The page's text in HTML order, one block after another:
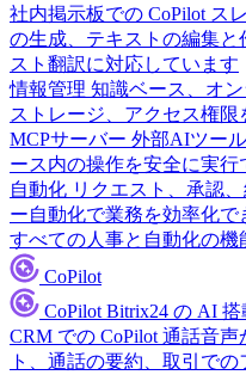
社内掲示板での CoPilot ス
の生成、テキストの編集
スト翻訳に対応しています
情報管理 知識ベース、オ
ストレージ、アクセス権限
MCPサーバー 外部AIツー
ース内の操作を安全に実行
自動化 リクエスト、承認
ー自動化で業務を効率化で
すべての人事と自動化の機
CoPilot
CoPilot Bitrix24 の AI 搭
CRM での CoPilot 通話音声
ト、通話の要約、取引で